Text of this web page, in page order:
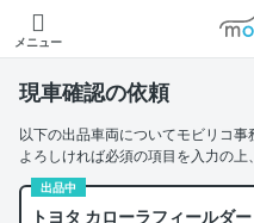
メニュー
現車確認の依頼
以下の出品車両についてモビリコ事
よろしければ必須の項目を入力の上
出品中
トヨタ カローラフィールダ